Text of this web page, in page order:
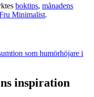
boktips, månadens
Minimalist.
som humörhöjare i
inspiration